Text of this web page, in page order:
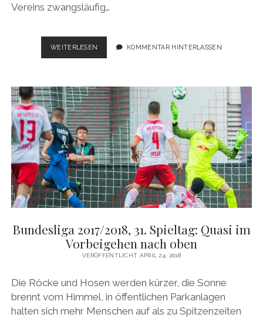
Vereins zwangsläufig…
WEITERLESEN BUNDESLIGA
2017/2018,
TORE,
TRÄNEN
UND
TRIUMPHE
KOMMENTAR HINTERLASSEN
Bundesliga 2017/2018, 31. Spieltag: Quasi im
Vorbeigehen nach oben
VERÖFFENTLICHT APRIL 24, 2018
Die Röcke und Hosen werden kürzer, die Sonne
brennt vom Himmel, in öffentlichen Parkanlagen
halten sich mehr Menschen auf als zu Spitzenzeiten